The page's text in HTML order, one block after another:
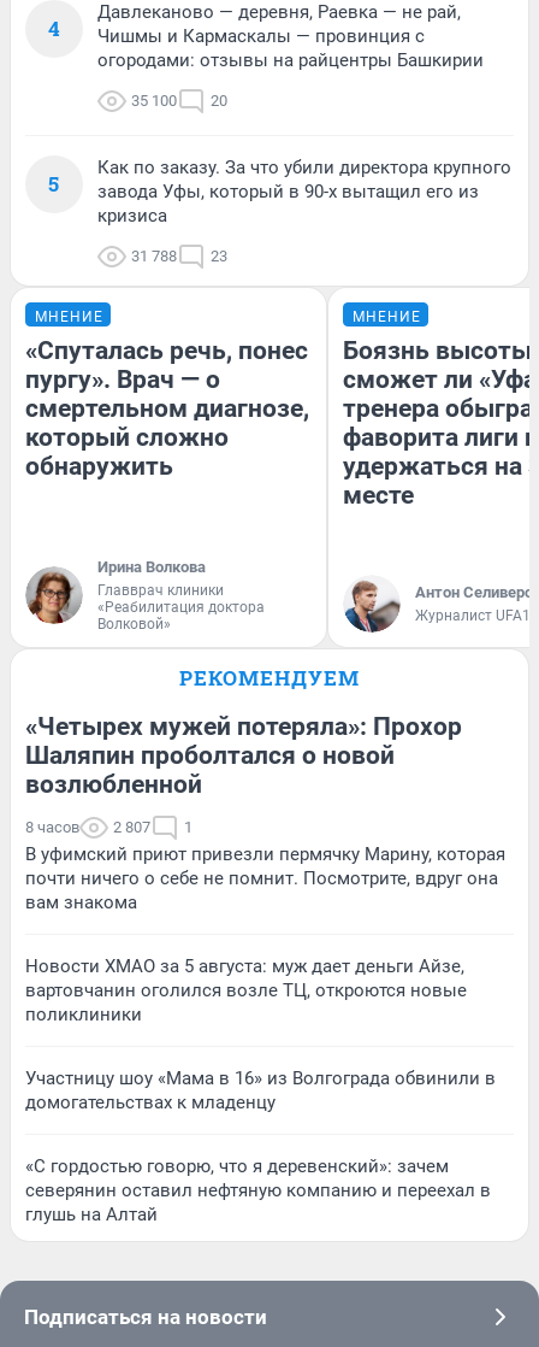
4
Давлеканово — деревня, Раевка — не рай,
Чишмы и Кармаскалы — провинция с
огородами: отзывы на райцентры Башкирии
35 100 20
5
Как по заказу. За что убили директора крупного
завода Уфы, который в 90-х вытащил его из
кризиса
31 788 23
МНЕНИЕ
«Спуталась речь, понес
пургу». Врач — о
смертельном диагнозе,
который сложно
обнаружить
Ирина Волкова
Главврач клиники
«Реабилитация доктора
Волковой»
МНЕНИЕ
Боязнь высоты:
сможет ли
тренера
фаворита лиги и
удержаться на
месте
Антон
Журналист
РЕКОМЕНДУЕМ
«Четырех мужей потеряла»: Прохор
Шаляпин проболтался о новой
возлюбленной
8 часов 2 807 1
В уфимский приют привезли пермячку Марину, которая
почти ничего о себе не помнит. Посмотрите, вдруг она
вам знакома
Новости ХМАО за 5 августа: муж дает деньги Айзе,
вартовчанин оголился возле ТЦ, откроются новые
поликлиники
Участницу шоу «Мама в 16» из Волгограда обвинили в
домогательствах к младенцу
«С гордостью говорю, что я деревенский»: зачем
северянин оставил нефтяную компанию и переехал в
глушь на Алтай
Подписаться на новости